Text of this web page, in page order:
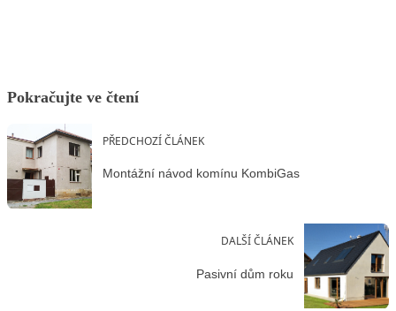
Pokračujte ve čtení
PŘEDCHOZÍ ČLÁNEK
Montážní návod komínu KombiGas
DALŠÍ ČLÁNEK
Pasivní dům roku